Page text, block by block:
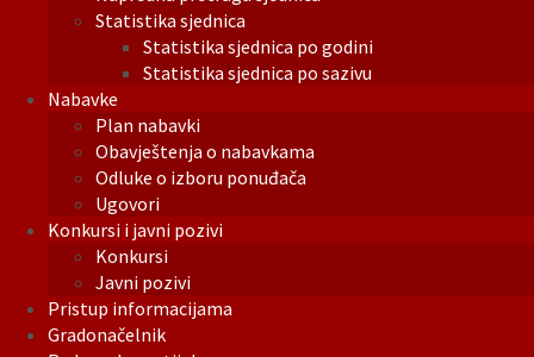
Statistika sjednica
Statistika sjednica po godini
Statistika sjednica po sazivu
Nabavke
Plan nabavki
Obavještenja o nabavkama
Odluke o izboru ponuđača
Ugovori
Konkursi i javni pozivi
Konkursi
Javni pozivi
Pristup informacijama
Gradonačelnik